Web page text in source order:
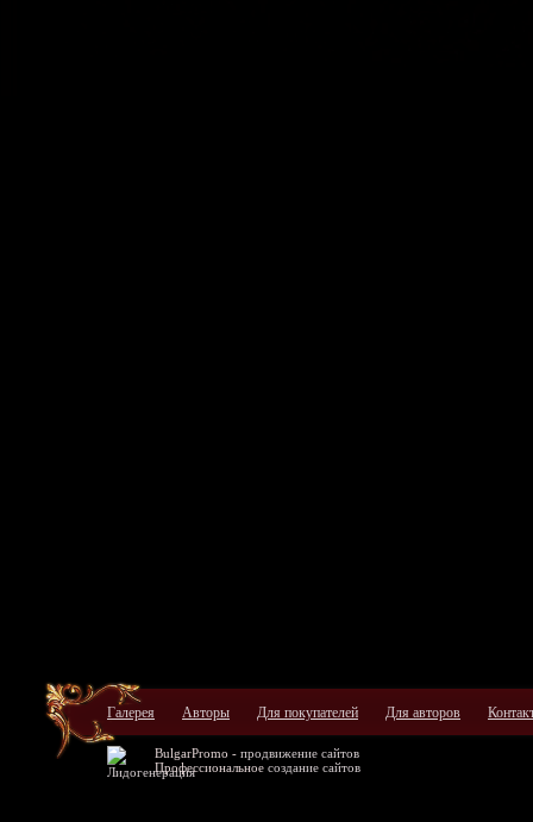
Галерея Авторы Для покупателей Для авторов
BulgarPromo - продвижение сайтов
Профессиональное создание сайтов